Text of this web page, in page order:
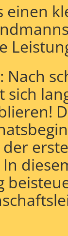
einen
Nach
sich